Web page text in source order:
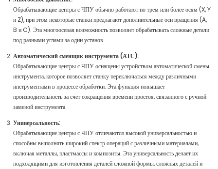
Обрабатывающие центры с ЧПУ обычно работают по трем или более осям (X, Y
и Z), при этом некоторые станки предлагают дополнительные оси вращения (A,
B и C). Эта многоосевая возможность позволяет обрабатывать сложные детали
под разными углами за один установ.
Автоматический сменщик инструмента (АТС):
Обрабатывающие центры с ЧПУ оснащены устройством автоматической смены
инструмента, которое позволяет станку переключаться между различными
инструментами в процессе обработки. Эта функция повышает
производительность за счет сокращения времени простоя, связанного с ручной
заменой инструмента.
Универсальность:
Обрабатывающие центры с ЧПУ отличаются высокой универсальностью и
способны выполнять широкий спектр операций с различными материалами,
включая металлы, пластмассы и композиты. Эта универсальность делает их
подходящими для изготовления деталей сложной формы, сложных деталей и